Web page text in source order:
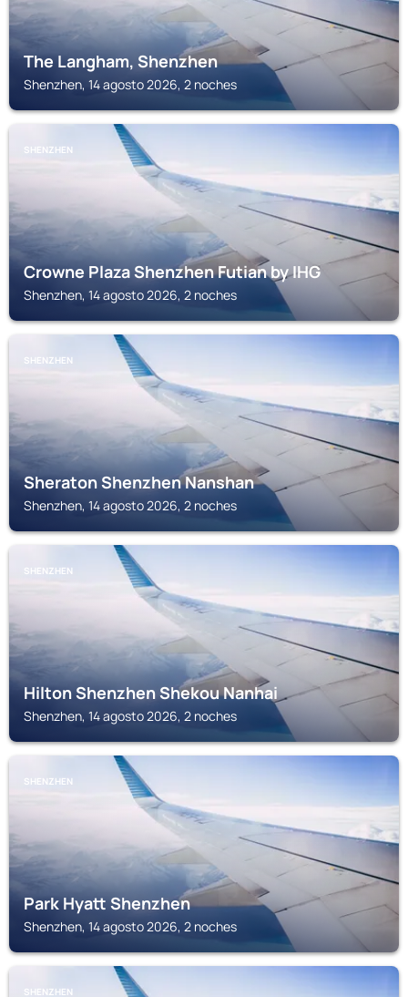
The Langham, Shenzhen
Shenzhen, 14 agosto 2026, 2 noches
SHENZHEN
Crowne Plaza Shenzhen Futian by IHG
Shenzhen, 14 agosto 2026, 2 noches
SHENZHEN
Sheraton Shenzhen Nanshan
Shenzhen, 14 agosto 2026, 2 noches
SHENZHEN
Hilton Shenzhen Shekou Nanhai
Shenzhen, 14 agosto 2026, 2 noches
SHENZHEN
Park Hyatt Shenzhen
Shenzhen, 14 agosto 2026, 2 noches
SHENZHEN